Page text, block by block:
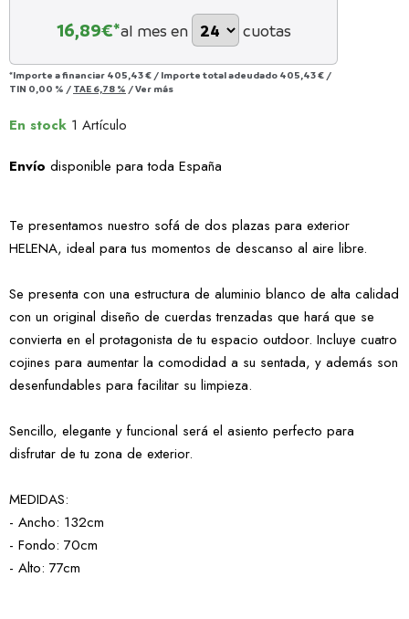
16,89€*al mes en cuotas
*Importe a financiar 405,43 € / Importe total adeudado 405,43 € /
TIN 0,00 % / TAE 6,78 % /Ver más
En stock 1 Artículo
Envío disponible para toda España
Te presentamos nuestro sofá de dos plazas para exterior
HELENA, ideal para tus momentos de descanso al aire libre.
Se presenta con una estructura de aluminio blanco de alta calidad
con un original diseño de cuerdas trenzadas que hará que se
convierta en el protagonista de tu espacio outdoor. Incluye cuatro
cojines para aumentar la comodidad a su sentada, y además son
desenfundables para facilitar su limpieza.
Sencillo, elegante y funcional será el asiento perfecto para
disfrutar de tu zona de exterior.
MEDIDAS:
- Ancho: 132cm
- Fondo: 70cm
- Alto: 77cm